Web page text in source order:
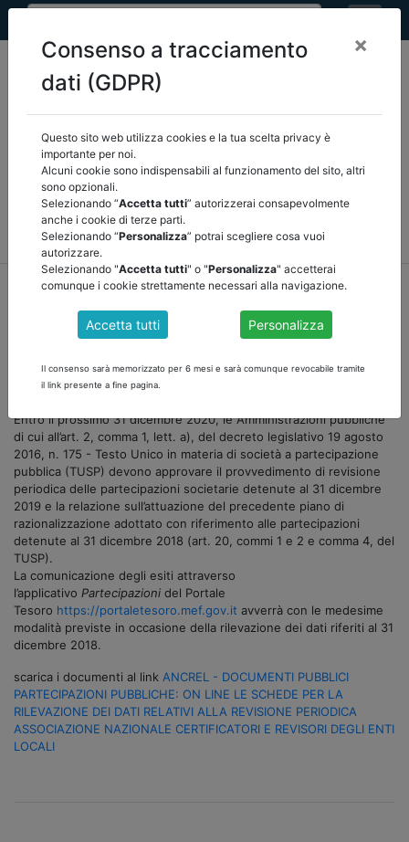
Seleziona una categoria:
COMUNICAZIONI
RASSEGNA STAMPA VEDI TUTTE
home notizie novità normative/torna indietro
SCHEDE PER LA RILEVAZIONE DEI DATI
RELATIVI ALLA REVISIONE PERIODICA
Entro il prossimo 31 dicembre 2020, le Amministrazioni pubbliche
di cui all’art. 2, comma 1, lett. a), del decreto legislativo 19 agosto
2016, n. 175 - Testo Unico in materia di società a partecipazione
pubblica (TUSP) devono approvare il provvedimento di revisione
periodica delle partecipazioni societarie detenute al 31 dicembre
2019 e la relazione sull’attuazione del precedente piano di
razionalizzazione adottato con riferimento alle partecipazioni
detenute al 31 dicembre 2018 (art. 20, commi 1 e 2 e comma 4, del
TUSP).
La comunicazione degli esiti attraverso
l’applicativo Partecipazioni del Portale
Tesoro https://portaletesoro.mef.gov.it avverrà con le medesime
modalità previste in occasione della rilevazione dei dati riferiti al 31
dicembre 2018.
scarica i documenti al link ANCREL - DOCUMENTI PUBBLICI
PARTECIPAZIONI PUBBLICHE: ON LINE LE SCHEDE PER LA
RILEVAZIONE DEI DATI RELATIVI ALLA REVISIONE PERIODICA
ASSOCIAZIONE NAZIONALE CERTIFICATORI E REVISORI DEGLI ENTI
LOCALI
Consenso a tracciamento
dati (GDPR)
×
Questo sito web utilizza cookies e la tua scelta privacy è
importante per noi.
Alcuni cookie sono indispensabili al funzionamento del sito, altri
sono opzionali.
Selezionando “Accetta tutti” autorizzerai consapevolmente
anche i cookie di terze parti.
Selezionando “Personalizza” potrai scegliere cosa vuoi
autorizzare.
Selezionando "Accetta tutti" o "Personalizza" accetterai
comunque i cookie strettamente necessari alla navigazione.
Accetta tutti Personalizza
Il consenso sarà memorizzato per 6 mesi e sarà comunque revocabile tramite
il link presente a fine pagina.